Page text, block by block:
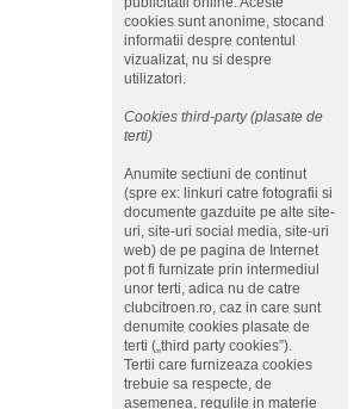
cookies sunt anonime, stocand
informatii despre contentul
vizualizat, nu si despre
utilizatori.
Cookies third-party (plasate de
terti)
Anumite sectiuni de continut
(spre ex: linkuri catre fotografii si
documente gazduite pe alte site-
uri, site-uri social media, site-uri
web) de pe pagina de Internet
pot fi furnizate prin intermediul
unor terti, adica nu de catre
clubcitroen.ro, caz in care sunt
denumite cookies plasate de
terti („third party cookies”).
Tertii care furnizeaza cookies
trebuie sa respecte, de
asemenea, regulile in materie